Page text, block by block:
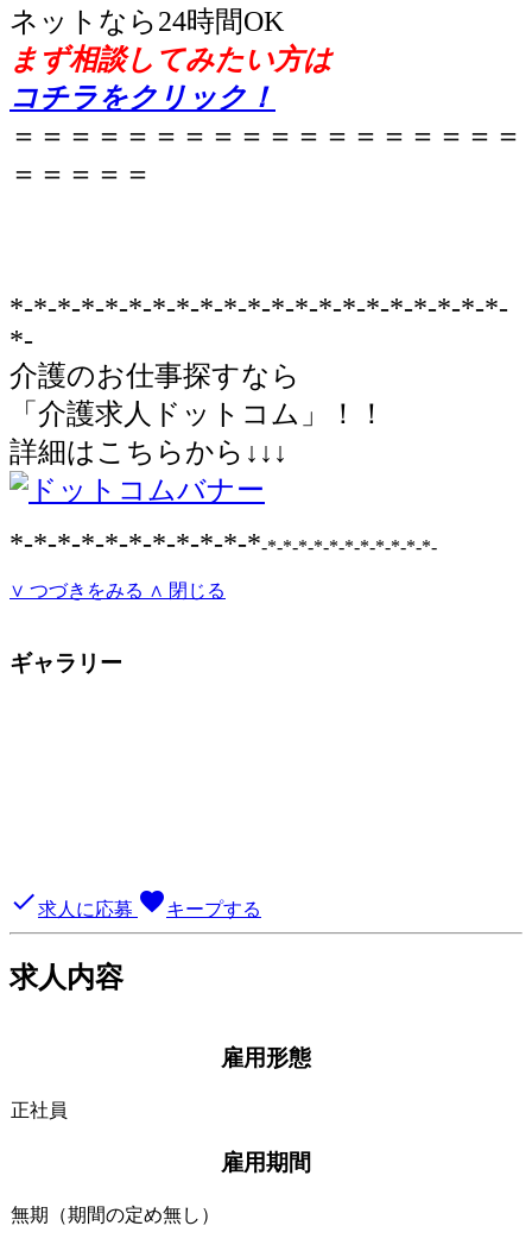
ネットなら24時間OK
まず相談してみたい方は
コチラをクリック！
＝＝＝＝＝＝＝＝＝＝＝＝＝＝＝＝＝＝
＝＝＝＝＝
*-*-*-*-*-*-*-*-*-*-*-*-*-*-*-*-*-*-*-*-*-
*-
介護のお仕事探すなら
「介護求人ドットコム」！！
詳細はこちらから↓↓↓
*-*-*-*-*-*-*-*-*-*-*-*-*-*-*-*-*-*-*-*-*-*-
∨ つづきをみる ∧ 閉じる
ギャラリー
done求人に応募 favoriteキープする
求人内容
雇用形態
正社員
雇用期間
無期（期間の定め無し）